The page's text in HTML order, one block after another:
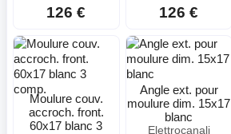
126 € 126 €
Moulure couv.
accroch. front.
60x17 blanc 3
Angle ext. pour
moulure dim. 15x17
blanc
Elettrocanali